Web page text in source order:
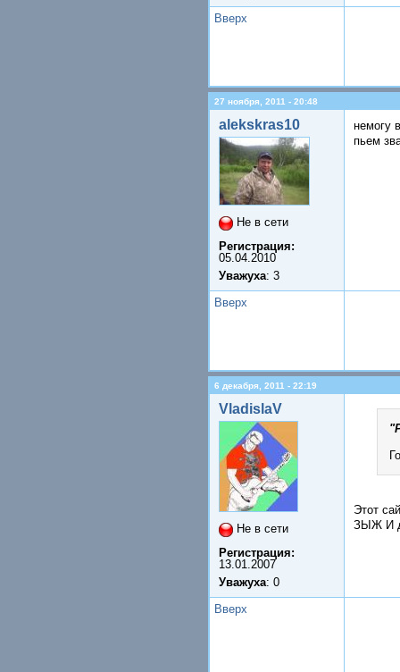
Вверх
27 ноября, 2011 - 20:48
alekskras10
Не в сети
Регистрация:
05.04.2010
Уважуха: 3
немогу
пьем
Вверх
6 декабря, 2011 - 22:19
VladislaV
Не в сети
Регистрация:
13.01.2007
Уважуха: 0
Этот
ЗЫЖ И
Вверх